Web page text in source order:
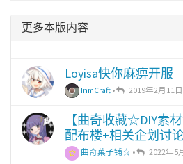
更多本版内容
Loyisa快你麻痹开服
InmCraft • 2019年2月11
【曲奇收藏☆DIY素
配布楼+相关企划讨
曲奇菓子铺☆ • 2022年5